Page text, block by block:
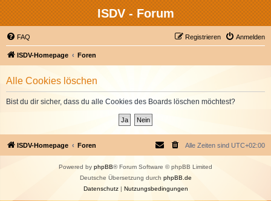
ISDV - Forum
FAQ Anmelden
Registrieren
ISDV-Homepage Foren
Alle Cookies löschen
Bist du dir sicher, dass du alle Cookies des Boards löschen möchtest?
ISDV-Homepage Foren Alle Zeiten sind UTC+02:00
Powered by phpBB® Forum Software © phpBB Limited
Deutsche Übersetzung durch phpBB.de
Datenschutz| Nutzungsbedingungen